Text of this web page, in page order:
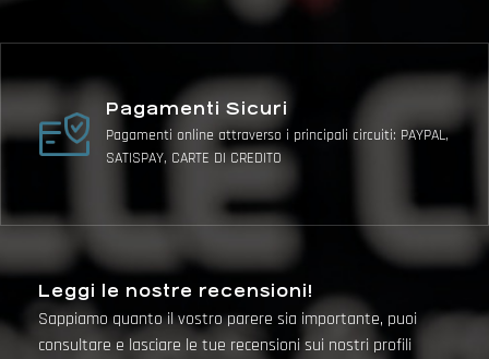
Pagamenti Sicuri
Pagamenti online attraverso i principali circuiti: PAYPAL,
SATISPAY, CARTE DI CREDITO
Leggi le nostre recensioni!
Sappiamo quanto il vostro parere sia importante, puoi
consultare e lasciare le tue recensioni sui nostri profili